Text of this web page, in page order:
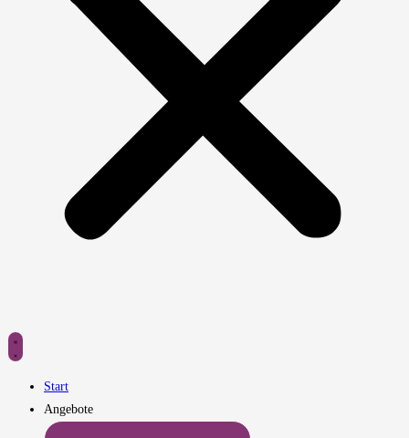
Start
Angebote